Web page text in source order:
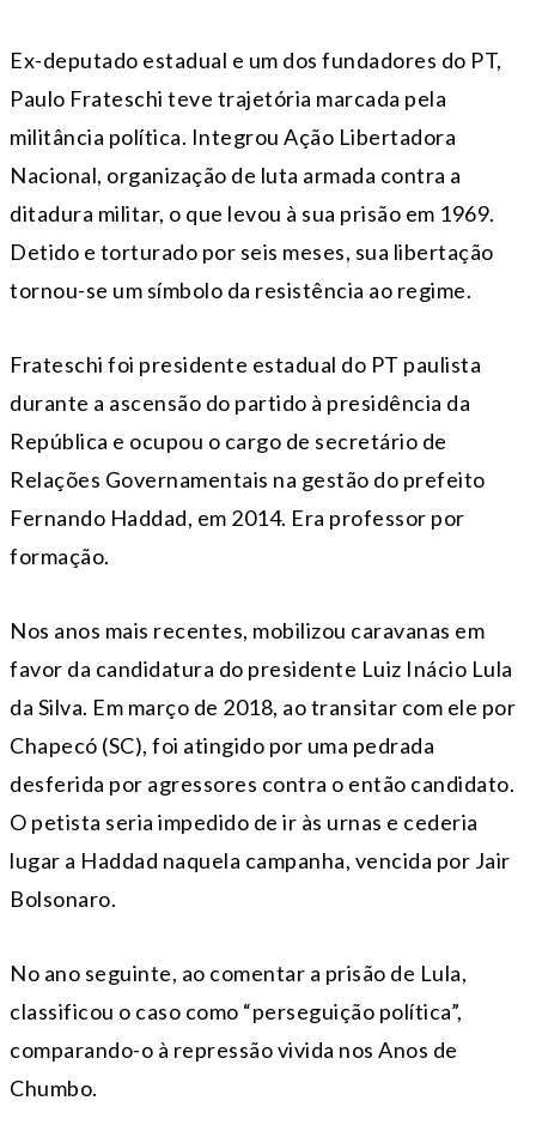
Ex-deputado estadual e um dos fundadores do PT,
Paulo Frateschi teve trajetória marcada pela
militância política. Integrou Ação Libertadora
Nacional, organização de luta armada contra a
ditadura militar, o que levou à sua prisão em 1969.
Detido e torturado por seis meses, sua libertação
tornou-se um símbolo da resistência ao regime.
Frateschi foi presidente estadual do PT paulista
durante a ascensão do partido à presidência da
República e ocupou o cargo de secretário de
Relações Governamentais na gestão do prefeito
Fernando Haddad, em 2014. Era professor por
formação.
Nos anos mais recentes, mobilizou caravanas em
favor da candidatura do presidente Luiz Inácio Lula
da Silva. Em março de 2018, ao transitar com ele por
Chapecó (SC), foi atingido por uma pedrada
desferida por agressores contra o então candidato.
O petista seria impedido de ir às urnas e cederia
lugar a Haddad naquela campanha, vencida por Jair
Bolsonaro.
No ano seguinte, ao comentar a prisão de Lula,
classificou o caso como “perseguição política”,
comparando-o à repressão vivida nos Anos de
Chumbo.